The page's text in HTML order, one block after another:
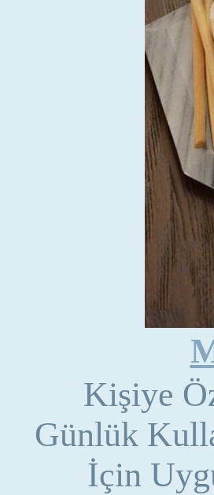
Kişiye
Günlük
İçin